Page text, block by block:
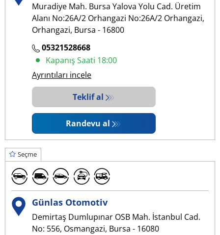
Muradiye Mah. Bursa Yalova Yolu Cad. Üretim
Alanı No:26A/2 Orhangazi No:26A/2 Orhangazi,
Orhangazi, Bursa - 16800
05321528668
Kapanış Saati 18:00
Ayrıntıları incele
Teklif al
Randevu al
Seçme
Günlas Otomotiv
Demirtaş Dumlupınar OSB Mah. İstanbul Cad.
No: 556, Osmangazi, Bursa - 16080